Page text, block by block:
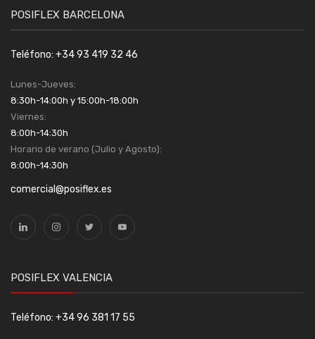
POSIFLEX BARCELONA
Teléfono: +34 93 419 32 46
Lunes-Jueves:
8:30h-14:00h y 15:00h-18:00h
Viernes:
8:00h-14:30h
Horario de verano (Julio y Agosto):
8:00h-14:30h
comercial@posiflex.es
POSIFLEX VALENCIA
Teléfono: +34 96 381 17 55